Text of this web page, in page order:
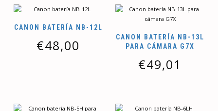
CANON BATERÍA NB-12L
€48,00
CANON BATERÍA NB-13L
PARA CÁMARA G7X
€49,01